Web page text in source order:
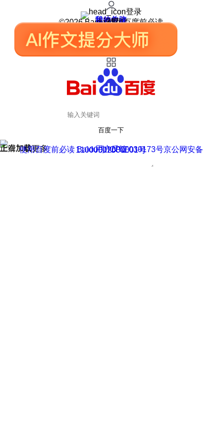
登录
我的关注
我的收藏
皮肤中心
用户反馈
设置
©2026 Baidu 使用百度前必读
百度一下
正在加载
上滑加载更多 用户反馈
使用百度前必读 Baidu 京ICP证030173号
京公网安备11000002000001号